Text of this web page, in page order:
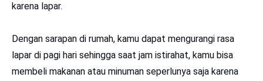
karena lapar.
Dengan sarapan di rumah, kamu dapat mengurangi rasa
lapar di pagi hari sehingga saat jam istirahat, kamu bisa
membeli makanan atau minuman seperlunya saja karena